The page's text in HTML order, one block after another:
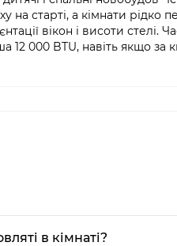
на старті, а кімнати рідко
вікон і висоти стелі.
12 000 BTU, навіть якщо за
в кімнаті?